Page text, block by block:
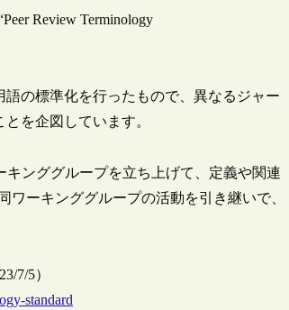
Review Terminology
の標準化を行ったもので、異なるジャー
を企図しています。
ンググループを立ち上げて、定義や関連
ーキンググループの活動を引き継いで、
7/5）
standard